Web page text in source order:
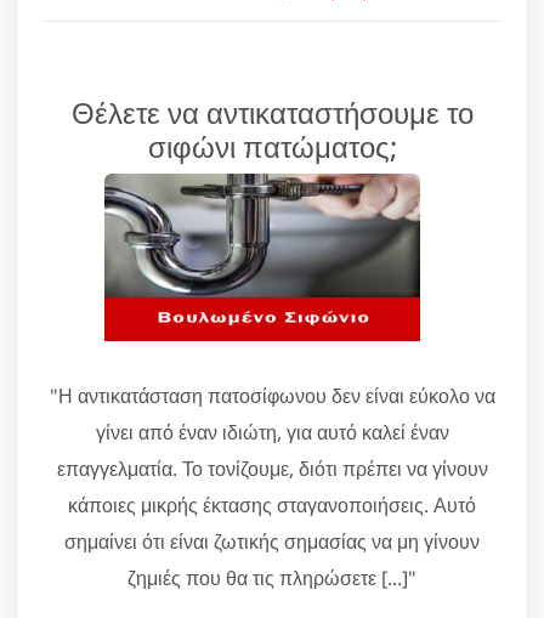
Θέλετε να αντικαταστήσουμε το
σιφώνι πατώματος;
"Η αντικατάσταση πατοσίφωνου δεν είναι εύκολο να
γίνει από έναν ιδιώτη, για αυτό καλεί έναν
επαγγελματία. Το τονίζουμε, διότι πρέπει να γίνουν
κάποιες μικρής έκτασης σταγανοποιήσεις. Αυτό
σημαίνει ότι είναι ζωτικής σημασίας να μη γίνουν
ζημιές που θα τις πληρώσετε [...]"